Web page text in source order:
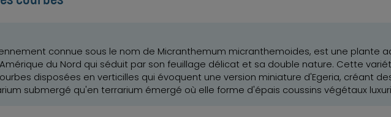
connue sous le nom de Micranthemum micranthemoides, est une plante
du Nord qui séduit par son feuillage délicat et sa double nature. Cette
disposées en verticilles qui évoquent une version miniature d'Egeria, créant
submergé qu'en terrarium émergé où elle forme d'épais coussins végétaux